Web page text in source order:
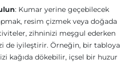
: Kumar yerine geçebilecek
resim çizmek veya doğada
zihninizi meşgul ederken
de iyileştirir. Örneğin, bir tabloya
kağıda dökebilir, içsel bir huzur